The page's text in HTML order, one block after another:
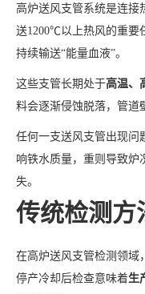
高炉送风支管系统是连接
送1200℃以上热风的重要
持续输送“能量血液”。
这些支管长期处于高温、
料会逐渐侵蚀脱落，管道
任何一支送风支管出现问
响铁水质量，重则导致炉
失。
传统检测方
在高炉送风支管检测领域
停产冷却后检查意味着生